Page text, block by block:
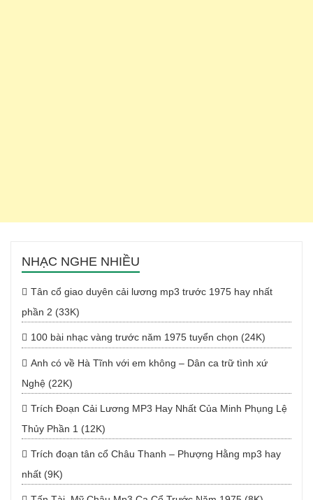
NHẠC NGHE NHIỀU
Tân cổ giao duyên cải lương mp3 trước 1975 hay nhất
phần 2 (33K)
100 bài nhạc vàng trước năm 1975 tuyển chọn (24K)
Anh có về Hà Tĩnh với em không – Dân ca trữ tình xứ
Nghệ (22K)
Trích Đoạn Cải Lương MP3 Hay Nhất Của Minh Phụng Lệ
Thủy Phần 1 (12K)
Trích đoạn tân cổ Châu Thanh – Phượng Hằng mp3 hay
nhất (9K)